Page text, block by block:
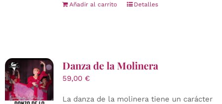
Añadir al carrito Detalles
Danza de la Molinera
59,00 €
La danza de la molinera tiene un carácter